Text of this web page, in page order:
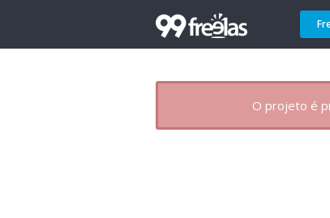
O projeto é